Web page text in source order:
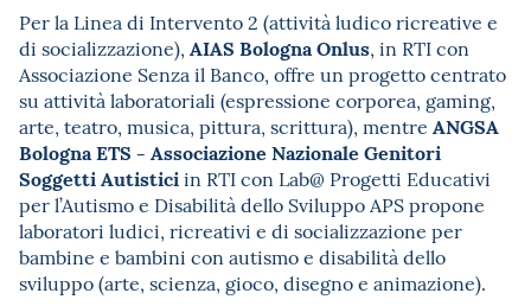
Per la Linea di Intervento 2 (attività ludico ricreative e
di socializzazione), AIAS Bologna Onlus, in RTI con
Associazione Senza il Banco, offre un progetto centrato
su attività laboratoriali (espressione corporea, gaming,
arte, teatro, musica, pittura, scrittura), mentre ANGSA
Bologna ETS - Associazione Nazionale Genitori
Soggetti Autisticiin RTI con Lab@ Progetti Educativi
per l’Autismo e Disabilità dello Sviluppo APS propone
laboratori ludici, ricreativi e di socializzazione per
bambine e bambini con autismo e disabilità dello
sviluppo (arte, scienza, gioco, disegno e animazione).